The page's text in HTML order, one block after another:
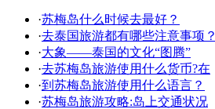
·苏梅岛什么时候去最好？
·去泰国旅游都有哪些注意事项？
·大象——泰国的文化“图腾”
·去苏梅岛旅游使用什么货币?在
·到苏梅岛旅游使用什么语言？
·苏梅岛旅游攻略:岛上交通状况